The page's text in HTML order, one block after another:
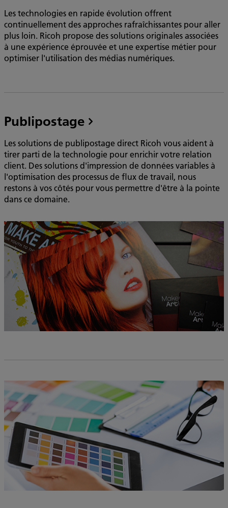
Les technologies en rapide évolution offrent
continuellement des approches rafraîchissantes pour aller
plus loin. Ricoh propose des solutions originales associées
à une expérience éprouvée et une expertise métier pour
optimiser l'utilisation des médias numériques.
Publipostage
Les solutions de publipostage direct Ricoh vous aident à
tirer parti de la technologie pour enrichir votre relation
client. Des solutions d'impression de données variables à
l'optimisation des processus de flux de travail, nous
restons à vos côtés pour vous permettre d'être à la pointe
dans ce domaine.